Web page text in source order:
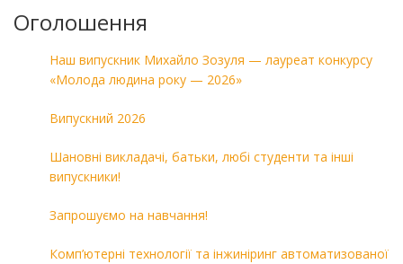
Оголошення
Наш випускник Михайло Зозуля — лауреат конкурсу
«Молода людина року — 2026»
Випускний 2026
Шановні викладачі, батьки, любі студенти та інші
випускники!
Запрошуємо на навчання!
Комп’ютерні технології та інжиніринг автоматизованої